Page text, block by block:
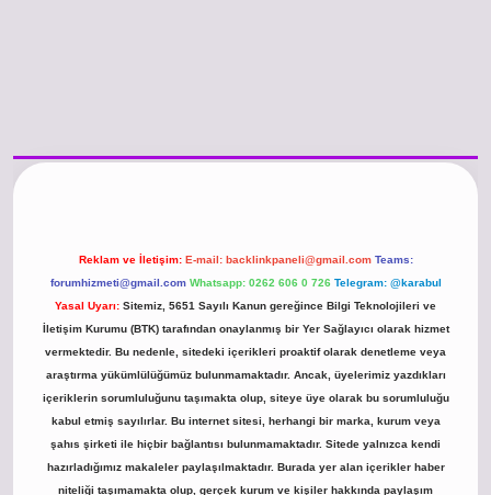
Reklam ve İletişim: E-mail: backlinkpaneli@gmail.com Teams:
forumhizmeti@gmail.com Whatsapp: 0262 606 0 726 Telegram: @karabul
Yasal Uyarı: Sitemiz, 5651 Sayılı Kanun gereğince Bilgi Teknolojileri ve
İletişim Kurumu (BTK) tarafından onaylanmış bir Yer Sağlayıcı olarak hizmet
vermektedir. Bu nedenle, sitedeki içerikleri proaktif olarak denetleme veya
araştırma yükümlülüğümüz bulunmamaktadır. Ancak, üyelerimiz yazdıkları
içeriklerin sorumluluğunu taşımakta olup, siteye üye olarak bu sorumluluğu
kabul etmiş sayılırlar. Bu internet sitesi, herhangi bir marka, kurum veya
şahıs şirketi ile hiçbir bağlantısı bulunmamaktadır. Sitede yalnızca kendi
hazırladığımız makaleler paylaşılmaktadır. Burada yer alan içerikler haber
niteliği taşımamakta olup, gerçek kurum ve kişiler hakkında paylaşım